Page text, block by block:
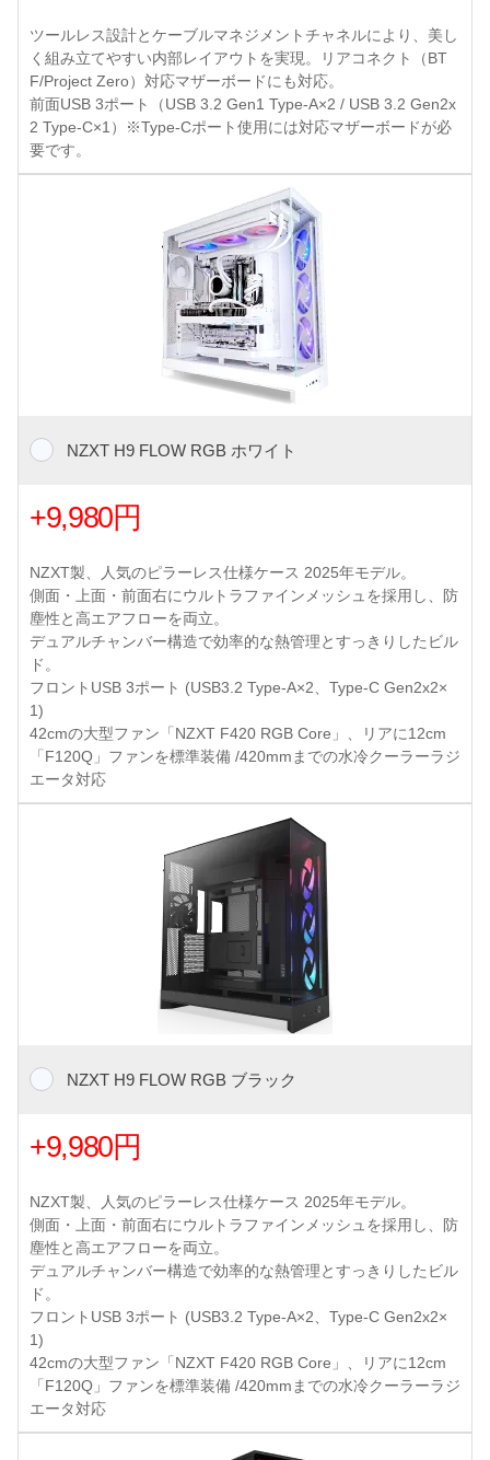
ツールレス設計とケーブルマネジメントチャネルにより、美し
く組み立てやすい内部レイアウトを実現。リアコネクト（BT
F/Project Zero）対応マザーボードにも対応。
前面USB 3ポート（USB 3.2 Gen1 Type-A×2 / USB 3.2 Gen2x
2 Type-C×1）※Type-Cポート使用には対応マザーボードが必
要です。
NZXT H9 FLOW RGB ホワイト
+9,980円
NZXT製、人気のピラーレス仕様ケース 2025年モデル。
側面・上面・前面右にウルトラファインメッシュを採用し、防
塵性と高エアフローを両立。
デュアルチャンバー構造で効率的な熱管理とすっきりしたビル
ド。
フロントUSB 3ポート (USB3.2 Type-A×2、Type-C Gen2x2×
1)
42cmの大型ファン「NZXT F420 RGB Core」、リアに12cm
「F120Q」ファンを標準装備 /420mmまでの水冷クーラーラジ
エータ対応
NZXT H9 FLOW RGB ブラック
+9,980円
NZXT製、人気のピラーレス仕様ケース 2025年モデル。
側面・上面・前面右にウルトラファインメッシュを採用し、防
塵性と高エアフローを両立。
デュアルチャンバー構造で効率的な熱管理とすっきりしたビル
ド。
フロントUSB 3ポート (USB3.2 Type-A×2、Type-C Gen2x2×
1)
42cmの大型ファン「NZXT F420 RGB Core」、リアに12cm
「F120Q」ファンを標準装備 /420mmまでの水冷クーラーラジ
エータ対応